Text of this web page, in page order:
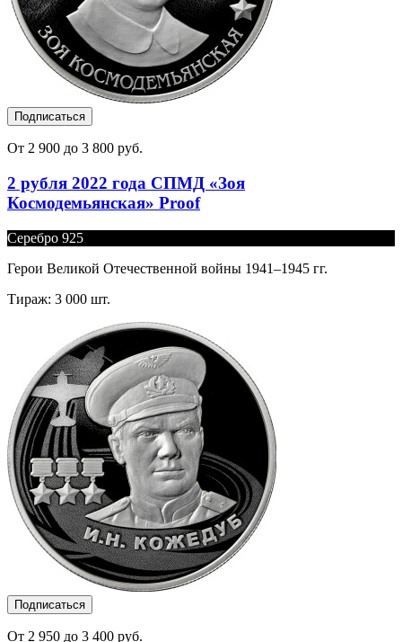
Подписаться
От 2 900 до 3 800 руб.
2 рубля 2022 года СПМД «Зоя
Космодемьянская» Proof
Серебро 925
Герои Великой Отечественной войны 1941–1945 гг.
Тираж: 3 000 шт.
Подписаться
От 2 950 до 3 400 руб.